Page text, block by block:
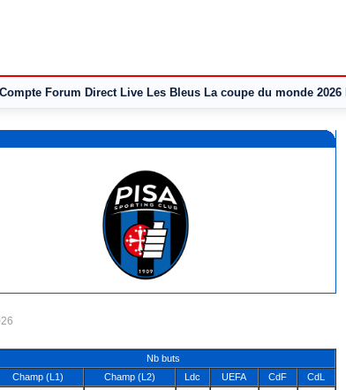
Forum Direct Live Les Bleus La coupe du monde 2026
Nb buts
Champ (L1)
Champ (L2) Ldc UEFA CdF
CdL